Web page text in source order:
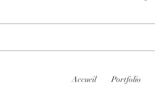
Accueil Portfolio